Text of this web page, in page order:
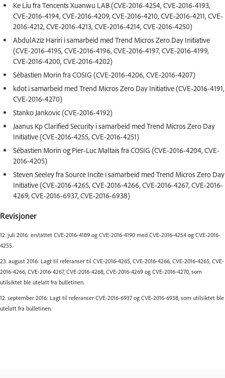
Ke Liu fra Tencents Xuanwu LAB (CVE-2016-4254, CVE-2016-4193,
CVE-2016-4194, CVE-2016-4209, CVE-2016-4210, CVE-2016-4211, CVE-
2016-4212, CVE-2016-4213, CVE-2016-4214, CVE-2016-4250)
AbdulAziz Hariri i samarbeid med Trend Micros Zero Day Initiative
(CVE-2016-4195, CVE-2016-4196, CVE-2016-4197, CVE-2016-4199,
CVE-2016-4200, CVE-2016-4202)
Sébastien Morin fra COSIG (CVE-2016-4206, CVE-2016-4207)
kdot i samarbeid med Trend Micros Zero Day Initiative (CVE-2016-4191,
CVE-2016-4270)
Stanko Jankovic (CVE-2016-4192)
Jaanus Kp Clarified Security i samarbeid med Trend Micros Zero Day
Initiative (CVE-2016-4255, CVE-2016-4251)
Sébastien Morin og Pier-Luc Maltais fra COSIG (CVE-2016-4204, CVE-
2016-4205)
Steven Seeley fra Source Incite i samarbeid med Trend Micros Zero Day
Initiative (CVE-2016-4265, CVE-2016-4266, CVE-2016-4267, CVE-2016-
4269, CVE-2016-6937, CVE-2016-6938)
Revisjoner
12. juli 2016: erstattet CVE-2016-4189 og CVE-2016-4190 med CVE-2016-4254 og CVE-2016-
4255.
23. august 2016: Lagt til referanser til CVE-2016-4265, CVE-2016-4266, CVE-2016-4265, CVE-
2016-4266, CVE-2016-4267, CVE-2016-4268, CVE-2016-4269 og CVE-2016-4270, som
utilsiktet ble utelatt fra bulletinen.
12. september 2016: Lagt til referanser CVE-2016-6937 og CVE-2016-6938, som utilsiktet ble
utelatt fra bulletinen.